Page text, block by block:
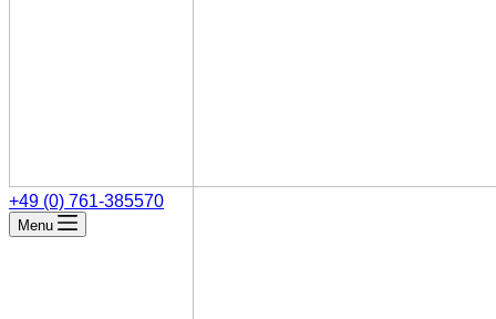
+49 (0) 761-385570
Menu